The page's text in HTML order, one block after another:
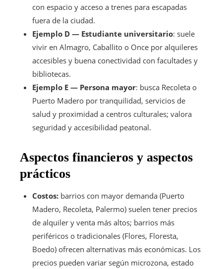
con espacio y acceso a trenes para escapadas
fuera de la ciudad.
Ejemplo D — Estudiante universitario: suele
vivir en Almagro, Caballito o Once por alquileres
accesibles y buena conectividad con facultades y
bibliotecas.
Ejemplo E — Persona mayor: busca Recoleta o
Puerto Madero por tranquilidad, servicios de
salud y proximidad a centros culturales; valora
seguridad y accesibilidad peatonal.
Aspectos financieros y aspectos
prácticos
Costos: barrios con mayor demanda (Puerto
Madero, Recoleta, Palermo) suelen tener precios
de alquiler y venta más altos; barrios más
periféricos o tradicionales (Flores, Floresta,
Boedo) ofrecen alternativas más económicas. Los
precios pueden variar según microzona, estado